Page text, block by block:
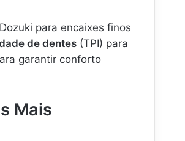
para encaixes finos
de dentes (TPI) para
garantir conforto
Mais